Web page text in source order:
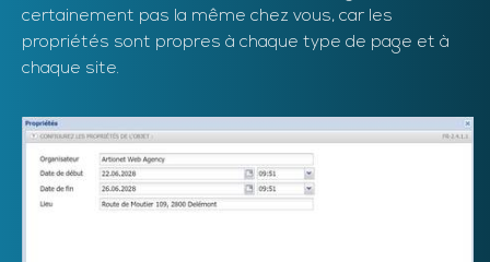
certainement pas la même chez vous, car les
propriétés sont propres à chaque type de page et à
chaque site.